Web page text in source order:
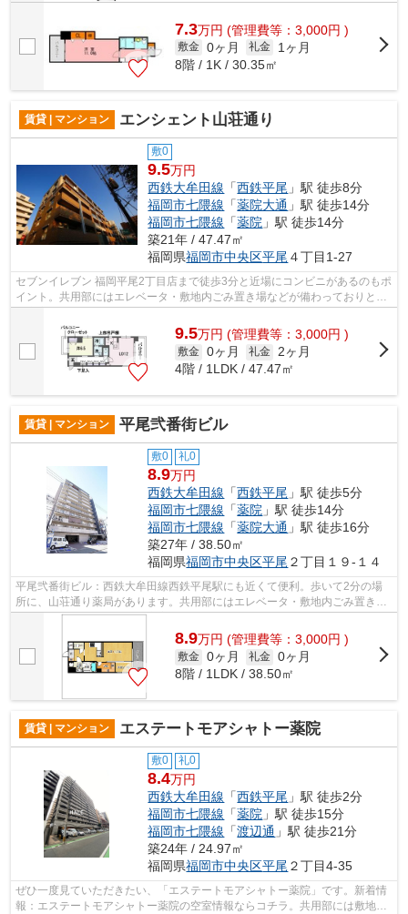
7.3万円 (管理費等：3,000円 )
敷金 0ヶ月 礼金
1ヶ月
8階 / 1K / 30.35㎡
賃貸 | マンション エンシェント山荘通り
敷0
9.5万円
西鉄大牟田線 「西鉄平尾 」駅 徒歩8分
福岡市七隈線 「薬院大通 」駅 徒歩14分
福岡市七隈線 「薬院 」駅 徒歩14分
築21年 / 47.47㎡
福岡県福岡市中央区平尾 ４丁目1-27
セブンイレブン 福岡平尾2丁目店まで徒歩3分と近場にコンビニがあるのもポ
イント。共用部にはエレベータ・敷地内ごみ置き場などが備わっておりとて
も充実しています。駅から徒歩8分に...
9.5万円 (管理費等：3,000円 )
敷金 0ヶ月 礼金 2ヶ月
4階 / 1LDK / 47.47㎡
賃貸 | マンション 平尾弐番街ビル
敷0 礼0
8.9万円
西鉄大牟田線 「西鉄平尾 」駅 徒歩5分
福岡市七隈線 「薬院 」駅 徒歩14分
福岡市七隈線 「薬院大通 」駅 徒歩16分
築27年 / 38.50㎡
福岡県福岡市中央区平尾 ２丁目１９-１４
平尾弐番街ビル：西鉄大牟田線西鉄平尾駅にも近くて便利。歩いて2分の場
所に、山荘通り薬局があります。共用部にはエレベータ・敷地内ごみ置き場
などが備わっておりとても充実していま...
8.9万円 (管理費等：3,000円 )
敷金 0ヶ月 礼金 0ヶ月
8階 / 1LDK / 38.50㎡
賃貸 | マンション エステートモアシャトー薬院
敷0 礼0
8.4万円
西鉄大牟田線 「西鉄平尾 」駅 徒歩2分
福岡市七隈線 「薬院 」駅 徒歩15分
福岡市七隈線 「渡辺通 」駅 徒歩21分
築24年 / 24.97㎡
福岡県福岡市中央区平尾２丁目4-35
ぜひ一度見ていただきたい、「エステートモアシャトー薬院」です。新着情
報：エステートモアシャトー薬院の空室情報ならコチラ。共用部には敷地内